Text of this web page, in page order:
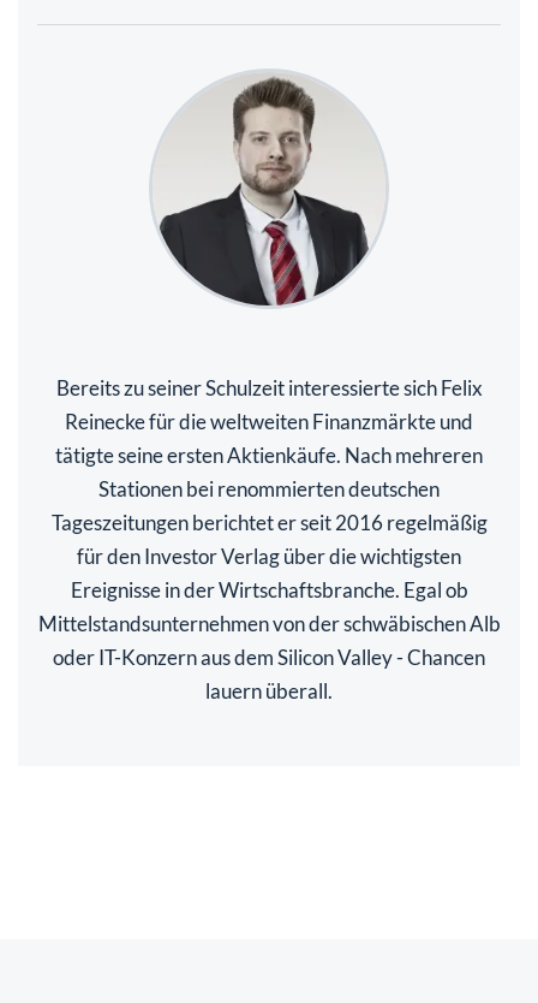
Bereits zu seiner Schulzeit interessierte sich Felix
Reinecke für die weltweiten Finanzmärkte und
tätigte seine ersten Aktienkäufe. Nach mehreren
Stationen bei renommierten deutschen
Tageszeitungen berichtet er seit 2016 regelmäßig
für den Investor Verlag über die wichtigsten
Ereignisse in der Wirtschaftsbranche. Egal ob
Mittelstandsunternehmen von der schwäbischen Alb
oder IT-Konzern aus dem Silicon Valley - Chancen
lauern überall.